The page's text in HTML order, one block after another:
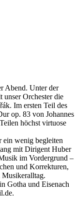
Abend. Unter der
Orchester die
Im ersten Teil des
op. 83 von Johannes
höchst virtuose
ein wenig begleiten
mit Dirigent Huber
im Vordergrund –
und Korrekturen,
Gotha und Eisenach